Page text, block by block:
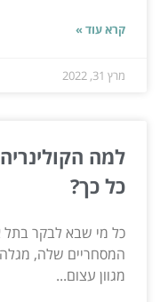
קרא עוד »
מרץ 31, 2022
למה
כל כך?
כל מי שבא לבקר בתל
המסחריים שלה,
מגוון עצום...